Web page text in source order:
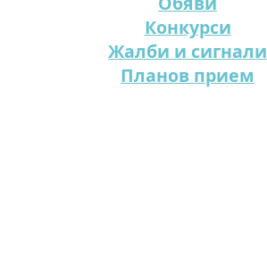
Конкурси
Жалби и сигнали
Планов прием